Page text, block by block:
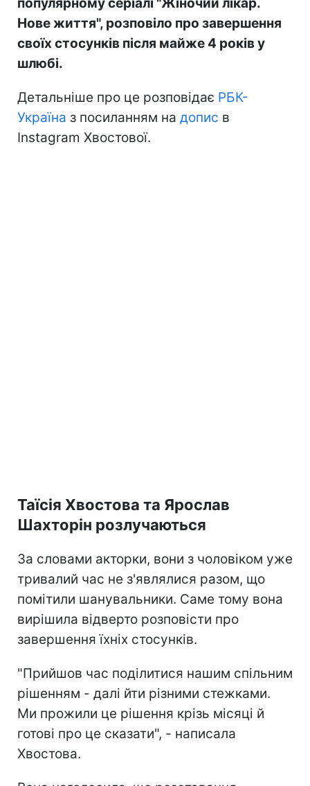
популярному серіалі "Жіночий лікар.
Нове життя", розповіло про завершення
своїх стосунків після майже 4 років у
шлюбі.
Детальніше про це розповідає РБК-
Україна з посиланням на допис в
Instagram Хвостової.
Таїсія Хвостова та Ярослав
Шахторін розлучаються
За словами акторки, вони з чоловіком уже
тривалий час не з'являлися разом, що
помітили шанувальники. Саме тому вона
вирішила відверто розповісти про
завершення їхніх стосунків.
"Прийшов час поділитися нашим спільним
рішенням - далі йти різними стежками.
Ми прожили це рішення крізь місяці й
готові про це сказати", - написала
Хвостова.